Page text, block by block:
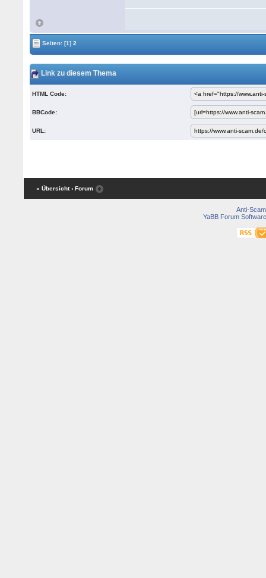
Seiten:[1] 2
Link zu diesem Thema
HTML Code:
BBCode:
URL:
« Übersicht ‹ Forum
Anti-Scam
YaBB Forum Software